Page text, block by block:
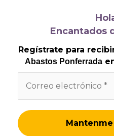
Encantados
Regístrate para
Abastos Ponferrada